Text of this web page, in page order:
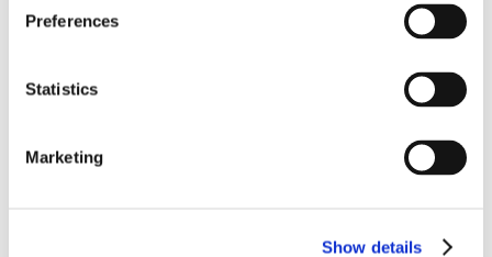
Preferences
Statistics
Marketing
Show details
макаронных изделий
точности, чтобы избежать распространенных
Проблемы со слипанием:
Макаронные изделия
имеют тенденцию слипаться при замораживании,
При медленном